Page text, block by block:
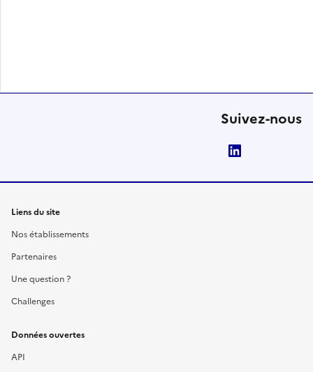
Suivez-nous
Liens du site
Nos établissements
Partenaires
Une question ?
Challenges
Données ouvertes
API